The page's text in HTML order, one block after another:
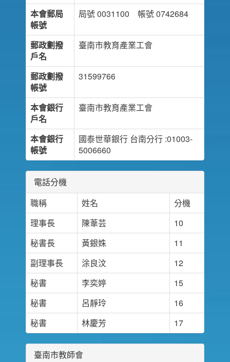
本會郵局
帳號
局號 0031100 帳號 0742684
郵政劃撥
戶名
臺南市教育產業工會
郵政劃撥
帳號
31599766
本會銀行
戶名
臺南市教育產業工會
本會銀行
帳號
國泰世華銀行 台南分行 :01003-
5006660
電話分機
職稱
姓名
分機
理事長
陳葦芸
10
秘書長
黃銀姝
11
副理事長
涂良汶
12
秘書
李奕婷
15
秘書
呂靜玲
16
秘書
林慶芳 17
臺南市教師會